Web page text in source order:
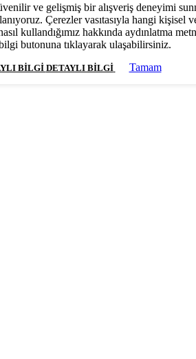
ve gelişmiş bir alışveriş deneyimi
Çerezler vasıtasıyla hangi kişisel
kullandığımız hakkında aydınlatma
butonuna tıklayarak ulaşabilirsiniz.
BILGI DETAYLI BILGI Tamam